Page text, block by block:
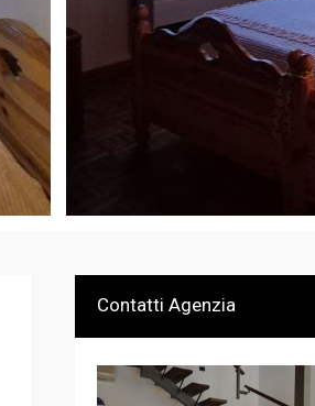
Contatti Agenzia